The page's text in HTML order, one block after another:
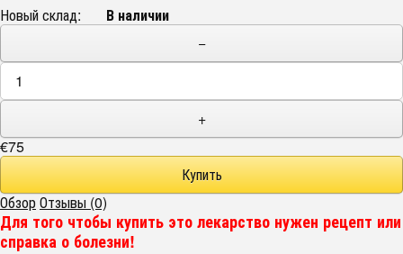
Новый склад:
В наличии
−
+
€75
ОбзорОтзывы (0)
Для того чтобы купить это лекарство нужен рецепт или
справка о болезни!